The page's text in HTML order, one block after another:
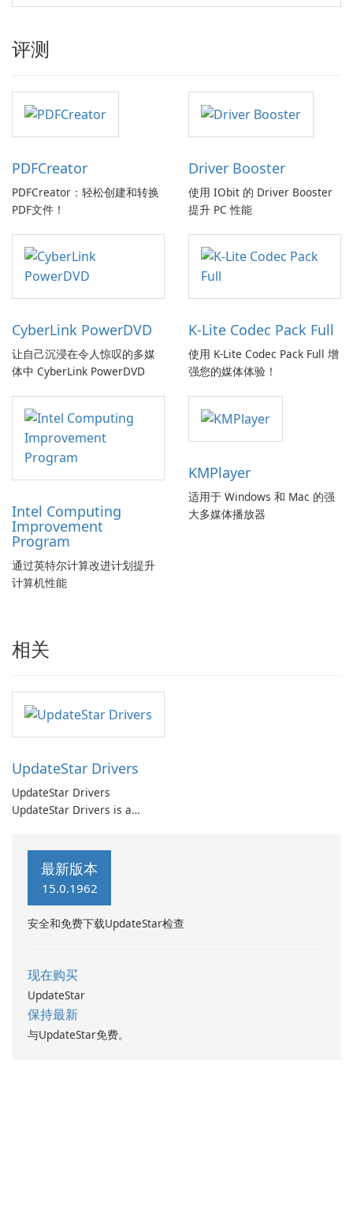
评测
PDFCreator
PDFCreator：轻松创建和转换
PDF文件！
Driver Booster
使用 IObit 的 Driver Booster
提升 PC 性能
CyberLink PowerDVD
让自己沉浸在令人惊叹的多媒
体中 CyberLink PowerDVD
K-Lite Codec Pack Full
使用 K-Lite Codec Pack Full 增
强您的媒体体验！
Intel Computing
Improvement
Program
通过英特尔计算改进计划提升
计算机性能
KMPlayer
适用于 Windows 和 Mac 的强
大多媒体播放器
相关
UpdateStar Drivers
UpdateStar Drivers
UpdateStar Drivers is a
download, installation, and
maintenance of device
drivers.
最新版本
15.0.1962
安全和免费下载UpdateStar检查
现在购买
UpdateStar
保持最新
与UpdateStar免费。